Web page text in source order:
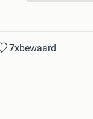
7xbewaard